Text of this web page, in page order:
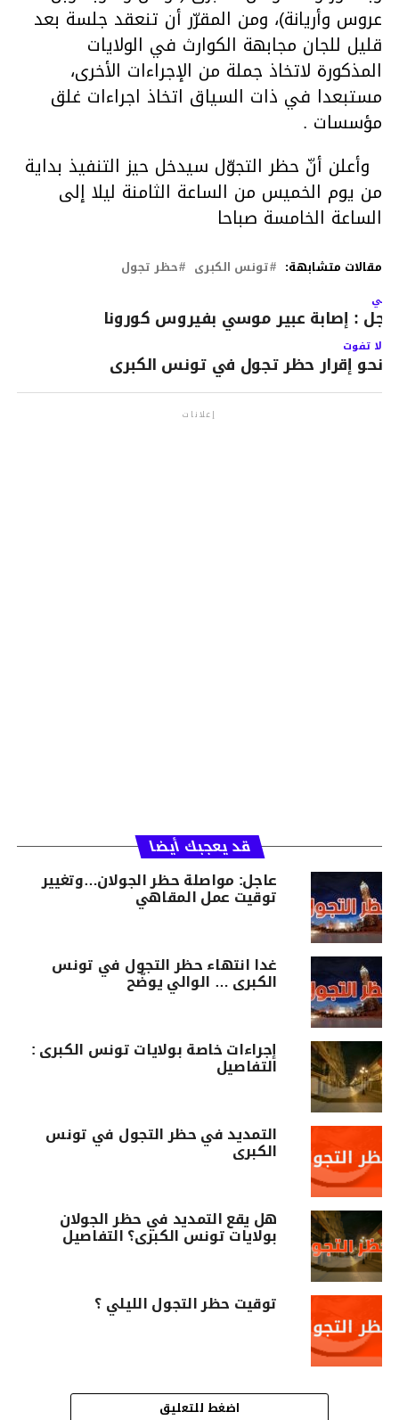
عروس وأريانة)، ومن المقرّر أن تنعقد جلسة بعد
قليل للجان مجابهة الكوارث في الولايات
المذكورة لاتخاذ جملة من الإجراءات الأخرى،
مستبعدا في ذات السياق اتخاذ اجراءات غلق
مؤسسات .
وأعلن أنّ حظر التجوّل سيدخل حيز التنفيذ بداية
من يوم الخميس من الساعة الثامنة ليلا إلى
الساعة الخامسة صباحا
مقالات متشابهة: تونس الكبرى حظر تجول
: إصابة عبير موسي بفيروس كورونا
لا تفوت
نحو إقرار حظر تجول في تونس الكبرى
إعلانات
قد يعجبك أيضا
عاجل: مواصلة حظر الجولان…وتغيير
توقيت عمل المقاهي
غدا انتهاء حظر التجول في تونس
الكبرى … الوالي يوضّح
إجراءات خاصة بولايات تونس الكبرى :
التفاصيل
التمديد في حظر التجول في تونس
الكبرى
هل يقع التمديد في حظر الجولان
بولايات تونس الكبرى؟ التفاصيل
توقيت حظر التجول الليلي ؟
اضغط للتعليق